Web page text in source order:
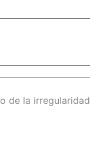
de la irregularidad